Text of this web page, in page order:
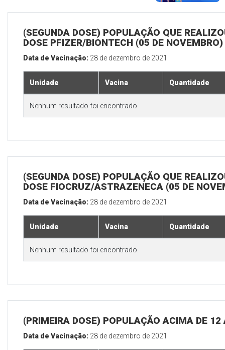
(SEGUNDA DOSE) POPULAÇÃO QUE
DOSE PFIZER/BIONTECH (05 DE NOVEMBRO)
Data de Vacinação: 28 de dezembro de 2021
Unidade Vacina Quantidade
Nenhum resultado foi encontrado.
(SEGUNDA DOSE) POPULAÇÃO QUE
DOSE FIOCRUZ/ASTRAZENECA (05 DE
Data de Vacinação: 28 de dezembro de 2021
Unidade Vacina Quantidade
Nenhum resultado foi encontrado.
(PRIMEIRA DOSE) POPULAÇÃO ACIMA DE 12
Data de Vacinação: 28 de dezembro de 2021